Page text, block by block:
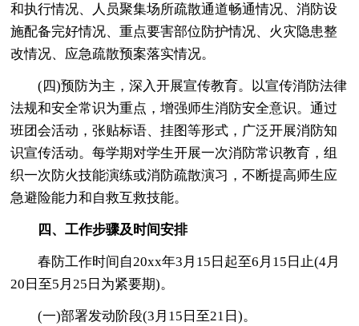
和执行情况、人员聚集场所疏散通道畅通情况、消防设
施配备完好情况、重点要害部位防护情况、火灾隐患整
改情况、应急疏散预案落实情况。
(四)预防为主，深入开展宣传教育。以宣传消防法律
法规和安全常识为重点，增强师生消防安全意识。通过
班团会活动，张贴标语、挂图等形式，广泛开展消防知
识宣传活动。每学期对学生开展一次消防常识教育，组
织一次防火技能演练或消防疏散演习，不断提高师生应
急避险能力和自救互救技能。
四、工作步骤及时间安排
春防工作时间自20xx年3月15日起至6月15日止(4月
20日至5月25日为紧要期)。
(一)部署发动阶段(3月15日至21日)。